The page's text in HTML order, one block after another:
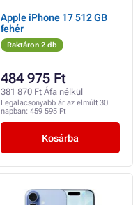
Apple iPhone 17 512 GB
fehér
Raktáron 2 db
484 975 Ft
381 870 Ft Áfa nélkül
Legalacsonyabb ár az elmúlt 30
napban: 459 595 Ft
Kosárba